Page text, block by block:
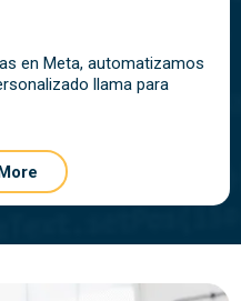
en Meta, automatizamos
llama para